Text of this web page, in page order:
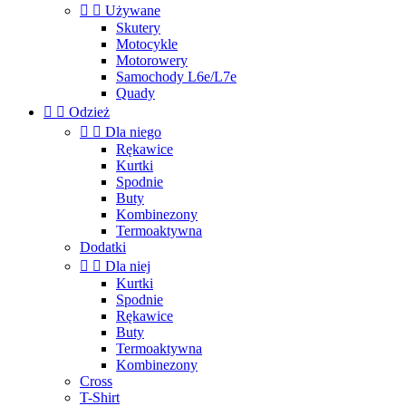
  Używane
Skutery
Motocykle
Motorowery
Samochody L6e/L7e
Quady
  Odzież
  Dla niego
Rękawice
Kurtki
Spodnie
Buty
Kombinezony
Termoaktywna
Dodatki
  Dla niej
Kurtki
Spodnie
Rękawice
Buty
Termoaktywna
Kombinezony
Cross
T-Shirt